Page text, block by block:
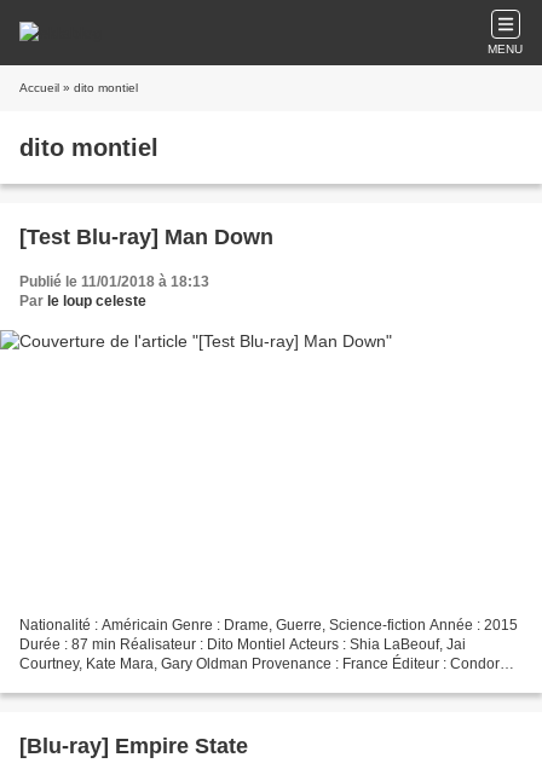
MENU
Accueil » dito montiel
dito montiel
[Test Blu-ray] Man Down
Publié le 11/01/2018 à 18:13
Par le loup celeste
Nationalité : Américain Genre : Drame, Guerre, Science-fiction Année : 2015
Durée : 87 min Réalisateur : Dito Montiel Acteurs : Shia LaBeouf, Jai
Courtney, Kate Mara, Gary Oldman Provenance : France Éditeur : Condor
[Blu-ray] Empire State